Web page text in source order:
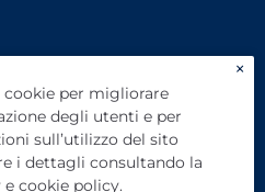
×
per migliorare
degli utenti e per
sull’utilizzo del sito
i dettagli consultando la
e cookie policy.